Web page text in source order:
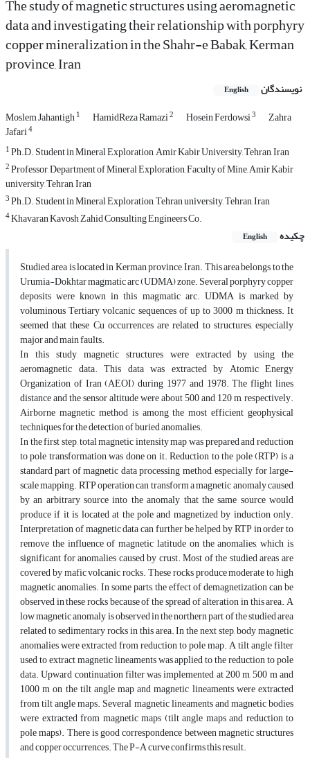
The study of magnetic structures using aeromagnetic
data and investigating their relationship with porphyry
copper mineralization in the Shahr-e Babak, Kerman
province, Iran
نویسندگان English
Moslem Jahantigh1 HamidReza Ramazi2 Hosein Ferdowsi3 Zahra
Jafari4
1Ph.D. Student in Mineral Exploration, Amir Kabir University, Tehran, Iran
2Professor, Department of Mineral Exploration, Faculty of Mine, Amir Kabir
university, Tehran, Iran
3Ph.D. Student in Mineral Exploration, Tehran university, Tehran, Iran
4Khavaran Kavosh Zahid Consulting Engineers Co.
چکیده
English
Studied area is located in Kerman province, Iran. This area belongs to the
Urumia-Dokhtar magmatic arc (UDMA) zone. Several porphyry copper
deposits were known in this magmatic arc. UDMA is marked by
voluminous Tertiary volcanic sequences of up to 3000 m thickness. It
seemed that these Cu occurrences are related to structures, especially
major and main faults.
In this study, magnetic structures were extracted by using the
aeromagnetic data. This data was extracted by Atomic Energy
Organization of Iran (AEOI) during 1977 and 1978. The flight lines
distance and the sensor altitude were about 500 and 120 m, respectively.
Airborne magnetic method is among the most efficient geophysical
techniques for the detection of buried anomalies.
In the first step, total magnetic intensity map was prepared and reduction
to pole transformation was done on it. Reduction to the pole (RTP) is a
standard part of magnetic data processing method, especially for large-
scale mapping. RTP operation can transform a magnetic anomaly caused
by an arbitrary source into the anomaly that the same source would
produce if it is located at the pole and magnetized by induction only.
Interpretation of magnetic data can further be helped by RTP in order to
remove the influence of magnetic latitude on the anomalies, which is
significant for anomalies caused by crust. Most of the studied areas are
covered by mafic volcanic rocks. These rocks produce moderate to high
magnetic anomalies. In some parts, the effect of demagnetization can be
observed in these rocks because of the spread of alteration in this area. A
low magnetic anomaly is observed in the northern part of the studied area
related to sedimentary rocks in this area. In the next step, body magnetic
anomalies were extracted from reduction to pole map. A tilt angle filter
used to extract magnetic lineaments was applied to the reduction to pole
data. Upward continuation filter was implemented at 200 m, 500 m and
1000 m on the tilt angle map and magnetic lineaments were extracted
from tilt angle maps. Several magnetic lineaments and magnetic bodies
were extracted from magnetic maps (tilt angle maps and reduction to
pole maps). There is good correspondence between magnetic structures
and copper occurrences. The P-A curve confirms this result.